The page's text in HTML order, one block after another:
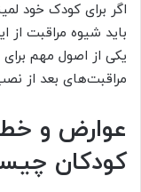
اگر برای کودک خود
باید شیوه مراقبت
یکی از اصول مهم
مراقبت‌های بعد از
عوارض و
کودکان